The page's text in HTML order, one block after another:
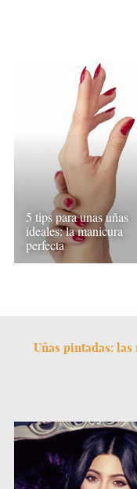
5 tips para unas uñas
ideales: la manicura
perfecta
Uñas pintadas: